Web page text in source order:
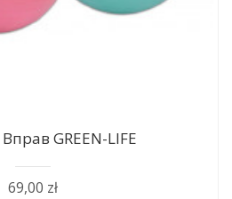
GREEN-LIFE
69,00 zł